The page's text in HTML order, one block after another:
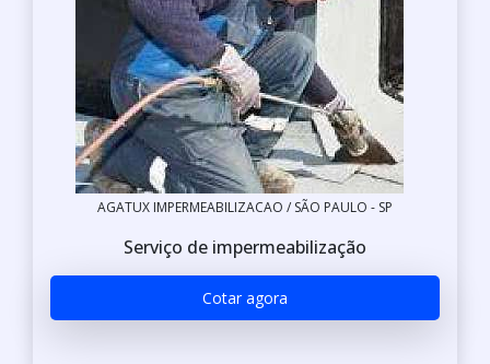
AGATUX IMPERMEABILIZACAO / SÃO PAULO - SP
Serviço de impermeabilização
Cotar agora